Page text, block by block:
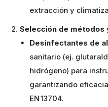
extracción y
Selección de métodos
Desinfectantes de
sanitario (ej.
hidrógeno) para
garantizando
EN 13704.